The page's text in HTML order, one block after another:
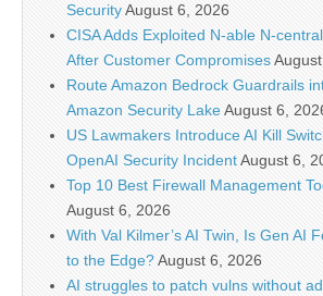
SecurityAugust 6, 2026
CISA Adds Exploited N-able N-
After Customer Compromises
Route Amazon Bedrock Guardrails
Amazon Security LakeAugust 6,
US Lawmakers Introduce AI Kill
OpenAI Security IncidentAugust 6,
Top 10 Best Firewall Management
August 6, 2026
With Val Kilmer’s AI Twin, Is Gen AI
to the Edge?August 6, 2026
AI struggles to patch vulns without